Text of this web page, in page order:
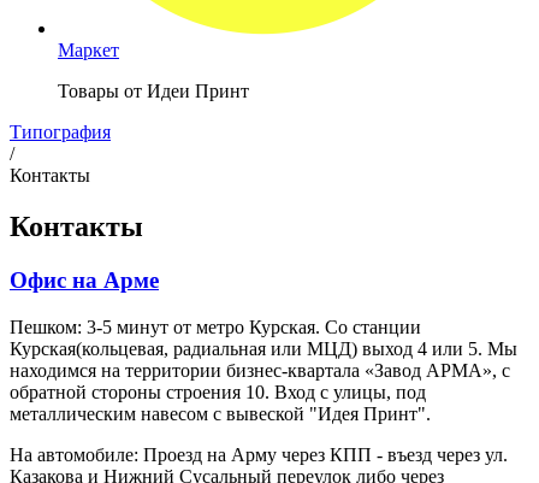
Маркет
Товары от Идеи Принт
Типография
/
Контакты
Контакты
Офис на Арме
Пешком: 3-5 минут от метро Курская. Со станции
Курская(кольцевая, радиальная или МЦД) выход 4 или 5. Мы
находимся на территории бизнес-квартала «Завод АРМА», с
обратной стороны строения 10. Вход с улицы, под
металлическим навесом с вывеской "Идея Принт".
На автомобиле: Проезд на Арму через КПП - въезд через ул.
Казакова и Нижний Сусальный переулок либо через